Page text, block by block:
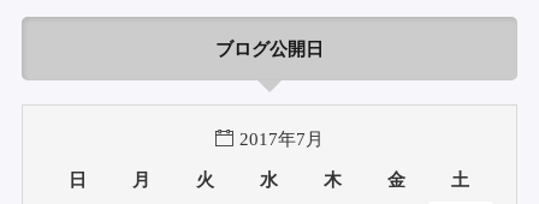
ブログ公開日
2017年7月
日 月 火 水 木 金 土